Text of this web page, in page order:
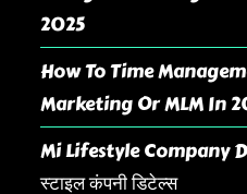
2025
How To Time
Marketing Or MLM In
Mi Lifestyle Company
स्टाइल कंपनी डिटेल्स